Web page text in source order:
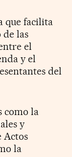
que facilita
las
el
y el
del
como la
y
Actos
la